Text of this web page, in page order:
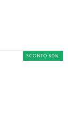
SCONTO 20%